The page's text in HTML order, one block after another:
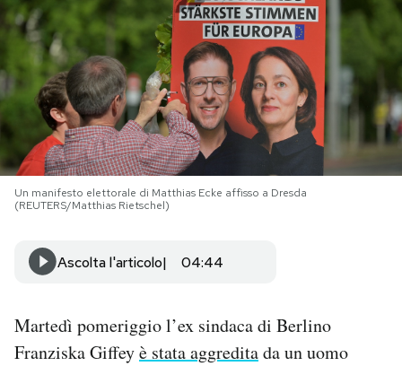
PODCAST
NEWSLETTER
I MIEI PREFERITI
SHOP
CALENDARIO
AREA PERSONALE
Area Personale
Un manifesto elettorale di Matthias Ecke affisso a Dresda
(REUTERS/Matthias Rietschel)
Ascolta l'articolo 04:44
Martedì pomeriggio l’ex sindaca di Berlino
Franziska Giffeyè stata aggreditada un uomo